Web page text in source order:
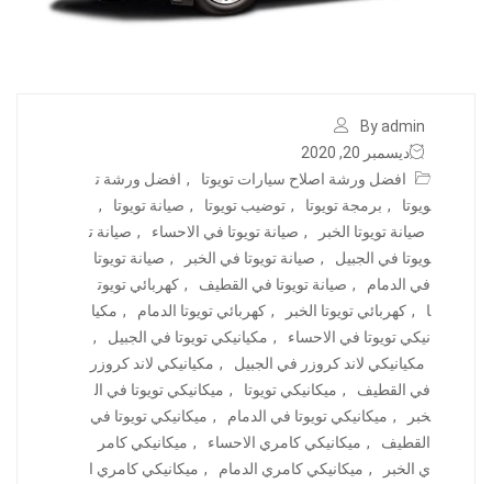
By admin
ديسمبر 20, 2020
افضل ورشة اصلاح سيارات تويوتا
, افضل ورشة ت
ويوتا
, برمجة تويوتا , توضيب تويوتا , صيانة تويوتا
,
صيانة تويوتا الخبر
, صيانة تويوتا في الاحساء , صيانة ت
ويوتا في الجبيل
, صيانة تويوتا في الخبر , صيانة تويوتا
في الدمام
, صيانة تويوتا في القطيف , كهربائي تويوت
ا
, كهربائي تويوتا الخبر , كهربائي تويوتا الدمام , مكيا
نيكي تويوتا في الاحساء
, مكيانيكي تويوتا في الجبيل
,
مكيانيكي لاند كروزر في الجبيل
, مكيانيكي لاند كروزر
في القطيف
, ميكانيكي تويوتا , ميكانيكي تويوتا في ال
خبر
, ميكانيكي تويوتا في الدمام , ميكانيكي تويوتا في
القطيف
, ميكانيكي كامري الاحساء , ميكانيكي كامر
ي الخبر
, ميكانيكي كامري الدمام , ميكانيكي كامري ا